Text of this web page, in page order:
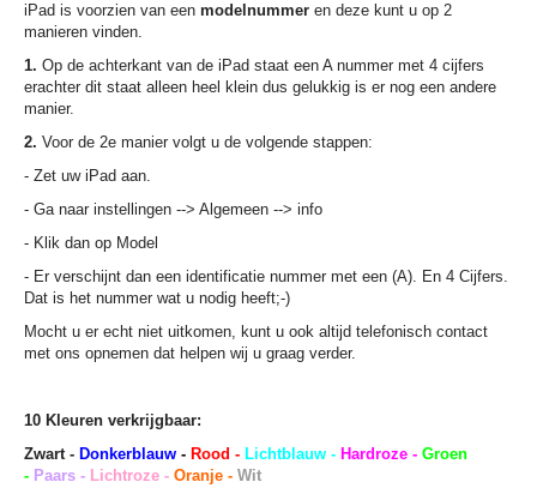
iPad is voorzien van een modelnummer en deze kunt u op 2
manieren vinden.
1. Op de achterkant van de iPad staat een A nummer met 4 cijfers
erachter dit staat alleen heel klein dus gelukkig is er nog een andere
manier.
2. Voor de 2e manier volgt u de volgende stappen:
- Zet uw iPad aan.
- Ga naar instellingen --> Algemeen --> info
- Klik dan op Model
- Er verschijnt dan een identificatie nummer met een (A). En 4 Cijfers.
Dat is het nummer wat u nodig heeft;-)
Mocht u er echt niet uitkomen, kunt u ook altijd telefonisch contact
met ons opnemen dat helpen wij u graag verder.
10 Kleuren verkrijgbaar:
Zwart - Donkerblauw - Rood - Lichtblauw - Hardroze - Groen
- Paars - Lichtroze - Oranje - Wit